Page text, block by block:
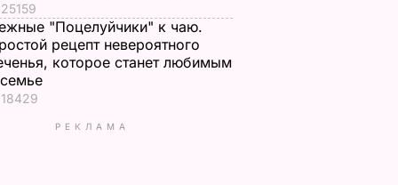
25159
"Поцелуйчики" к чаю.
рецепт невероятного
которое станет любимым
18429
РЕКЛАМА